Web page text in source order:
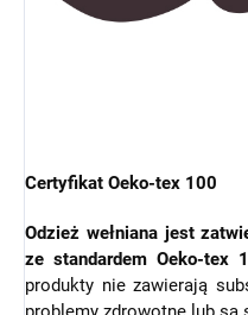
Certyfikat Oeko-tex 100
Odzież wełniana jest
ze standardem Oeko-tex
produkty nie zawierają